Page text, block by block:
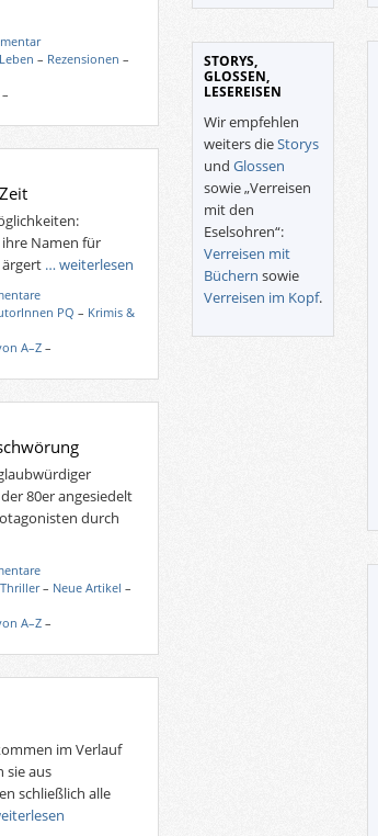
– Rezensionen –
–
Namen für
… weiterlesen
PQ – Krimis &
A–Z –
80er angesiedelt
durch
– Neue Artikel –
A–Z –
im Verlauf
sie aus
schließlich alle
STORYS,
GLOSSEN,
LESEREISEN
Wir empfehlen
weiters dieStorys
und Glossen
sowie „Verreisen
mit den
Eselsohren“:
Verreisen mit
Büchern sowie
Verreisen im Kopf.